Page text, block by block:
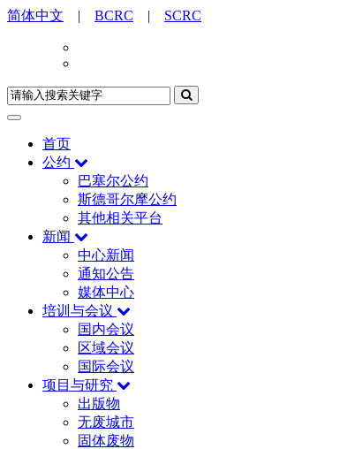
简体中文 | BCRC | SCRC
首页
公约
巴塞尔公约
斯德哥尔摩公约
其他相关平台
新闻
中心新闻
通知公告
媒体中心
培训与会议
国内会议
区域会议
国际会议
项目与研究
出版物
无废城市
固体废物